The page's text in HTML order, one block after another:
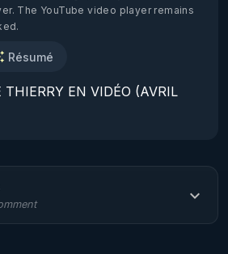
The YouTube video player remains
Résumé
THIERRY EN VIDÉO (AVRIL
presentation.html